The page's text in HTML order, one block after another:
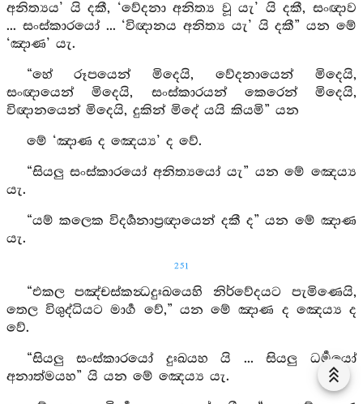
අනිත්‍යය’ යි දකී, ‘වේදනා අනිත්‍ය වූ යැ’ යි දකී, සංඥාව
... සංස්කාරයෝ ... ‘විඥානය අනිත්‍ය යැ’ යි දකී” යන මේ
‘ඤාණ’ යැ.
“හේ රූපයෙන් මිදෙයි, වේදනායෙන් මිදෙයි,
සංඥායෙන් මිදෙයි, සංස්කාරයන් කෙරෙන් මිදෙයි,
විඥානයෙන් මිදෙයි, දුකින් මිදේ යයි කියමි” යන
මේ ‘ඤාණ ද ඤෙය්‍ය’ ද වේ.
“සියලු සංස්කාරයෝ අනිත්‍යයෝ යැ” යන මේ ඤෙය්‍ය
යැ.
“යම් කලෙක විදර්‍ශනාප්‍රඥායෙන් දකී ද” යන මේ ඤාණ
යැ.
251
“එකල පඤ්චස්කන්‍ධදුඃඛයෙහි නිර්වේදයට පැමිණෙයි,
තෙල විශුද්ධියට මාර්‍ග වේ,” යන මේ ඤාණ ද ඤෙය්‍ය ද
වේ.
“සියලු සංස්කාරයෝ දුඃඛයහ යි ... සියලු ධර්‍මයෝ
අනාත්මයහ” යි යන මේ ඤෙය්‍ය යැ.